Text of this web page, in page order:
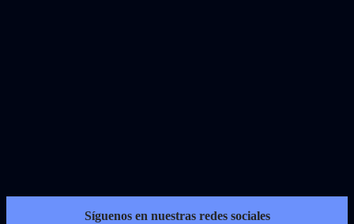
Síguenos en nuestras redes sociales